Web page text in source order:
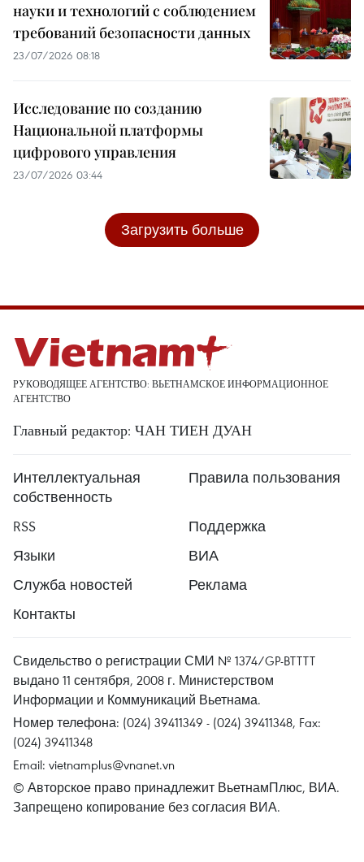
науки и технологий с соблюдением
требований безопасности данных
23/07/2026 08:18
Исследование по созданию
Национальной платформы
цифрового управления
23/07/2026 03:44
Загрузить больше
РУКОВОДЯЩЕЕ АГЕНТСТВО: ВЬЕТНАМСКОЕ ИНФОРМАЦИОННОЕ
АГЕНТСТВО
Главный редактор: ЧАН ТИЕН ДУАН
Интеллектуальная
собственность
Правила пользования
RSS
Поддержка
Языки
ВИА
Служба новостей
Реклама
Контакты
Свидельство о регистрации СМИ № 1374/GP-BTTTT
выдано 11 сентября, 2008 г. Министерством
Информации и Коммуникаций Вьетнама.
Номер телефона: (024) 39411349 - (024) 39411348, Fax:
(024) 39411348
Email: vietnamplus@vnanet.vn
© Авторское право принадлежит ВьетнамПлюс, ВИА.
Запрещено копирование без согласия ВИА.